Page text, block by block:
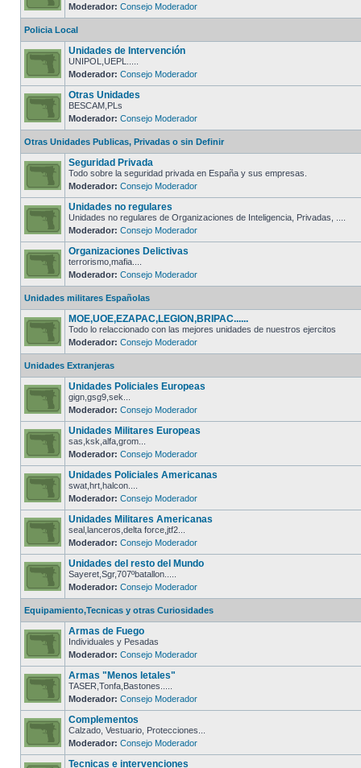
Moderador: Consejo Moderador
Policia Local
Unidades de Intervención
UNIPOL,UEPL.....
Moderador: Consejo Moderador
Otras Unidades
BESCAM,PLs
Moderador: Consejo Moderador
Otras Unidades Publicas, Privadas o sin Definir
Seguridad Privada
Todo sobre la seguridad privada en España y sus empresas.
Moderador: Consejo Moderador
Unidades no regulares
Unidades no regulares de Organizaciones de Inteligencia, Privadas, ....
Moderador: Consejo Moderador
Organizaciones Delictivas
terrorismo,mafia....
Moderador: Consejo Moderador
Unidades militares Españolas
MOE,UOE,EZAPAC,LEGION,BRIPAC......
Todo lo relaccionado con las mejores unidades de nuestros ejercitos
Moderador: Consejo Moderador
Unidades Extranjeras
Unidades Policiales Europeas
gign,gsg9,sek...
Moderador: Consejo Moderador
Unidades Militares Europeas
sas,ksk,alfa,grom...
Moderador: Consejo Moderador
Unidades Policiales Americanas
swat,hrt,halcon....
Moderador: Consejo Moderador
Unidades Militares Americanas
seal,lanceros,delta force,jtf2...
Moderador: Consejo Moderador
Unidades del resto del Mundo
Sayeret,Sgr,707ºbatallon.....
Moderador: Consejo Moderador
Equipamiento,Tecnicas y otras Curiosidades
Armas de Fuego
Individuales y Pesadas
Moderador: Consejo Moderador
Armas "Menos letales"
TASER,Tonfa,Bastones.....
Moderador: Consejo Moderador
Complementos
Calzado, Vestuario, Protecciones...
Moderador: Consejo Moderador
Tecnicas e intervenciones